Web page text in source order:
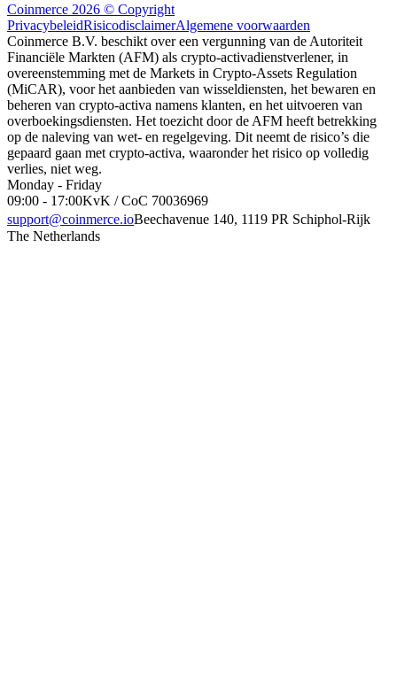
Coinmerce 2026 © Copyright
PrivacybeleidRisicodisclaimerAlgemene voorwaarden
Coinmerce B.V. beschikt over een vergunning van de Autoriteit
Financiële Markten (AFM) als crypto-activadienstverlener, in
overeenstemming met de Markets in Crypto-Assets Regulation
(MiCAR), voor het aanbieden van wisseldiensten, het bewaren en
beheren van crypto-activa namens klanten, en het uitvoeren van
overboekingsdiensten. Het toezicht door de AFM heeft betrekking
op de naleving van wet- en regelgeving. Dit neemt de risico’s die
gepaard gaan met crypto-activa, waaronder het risico op volledig
verlies, niet weg.
Monday - Friday
09:00 - 17:00KvK / CoC 70036969
support@coinmerce.ioBeechavenue 140, 1119 PR Schiphol-Rijk
The Netherlands